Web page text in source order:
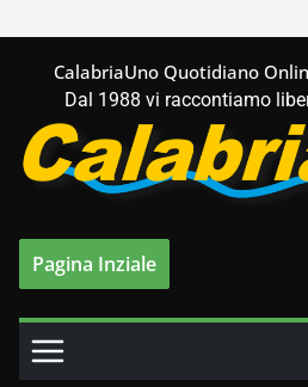
contenuto
CalabriaUno Quotidiano
Dal 1988 vi raccontiamo
Pagina Inziale